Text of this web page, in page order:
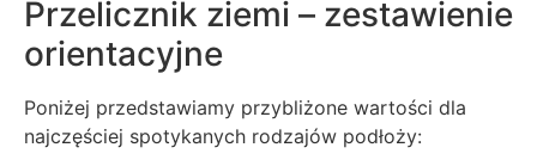
Przelicznik ziemi – zestawienie
orientacyjne
Poniżej przedstawiamy przybliżone wartości dla
najczęściej spotykanych rodzajów podłoży: